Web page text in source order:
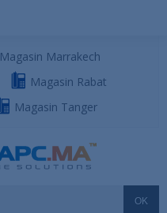
Magasin Marrakech
Magasin Rabat
Magasin Tanger
OK